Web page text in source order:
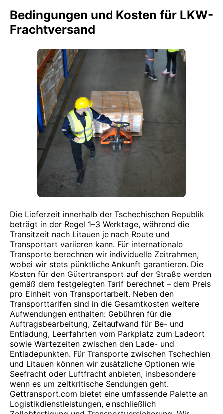
Bedingungen und Kosten für LKW-
Frachtversand
Die Lieferzeit innerhalb der Tschechischen Republik
beträgt in der Regel 1–3 Werktage, während die
Transitzeit nach Litauen je nach Route und
Transportart variieren kann. Für internationale
Transporte berechnen wir individuelle Zeitrahmen,
wobei wir stets pünktliche Ankunft garantieren. Die
Kosten für den Gütertransport auf der Straße werden
gemäß dem festgelegten Tarif berechnet – dem Preis
pro Einheit von Transportarbeit. Neben den
Transporttarifen sind in die Gesamtkosten weitere
Aufwendungen enthalten: Gebühren für die
Auftragsbearbeitung, Zeitaufwand für Be- und
Entladung, Leerfahrten vom Parkplatz zum Ladeort
sowie Wartezeiten zwischen den Lade- und
Entladepunkten. Für Transporte zwischen Tschechien
und Litauen können wir zusätzliche Optionen wie
Seefracht oder Luftfracht anbieten, insbesondere
wenn es um zeitkritische Sendungen geht.
Gettransport.com bietet eine umfassende Palette an
Logistikdienstleistungen, einschließlich